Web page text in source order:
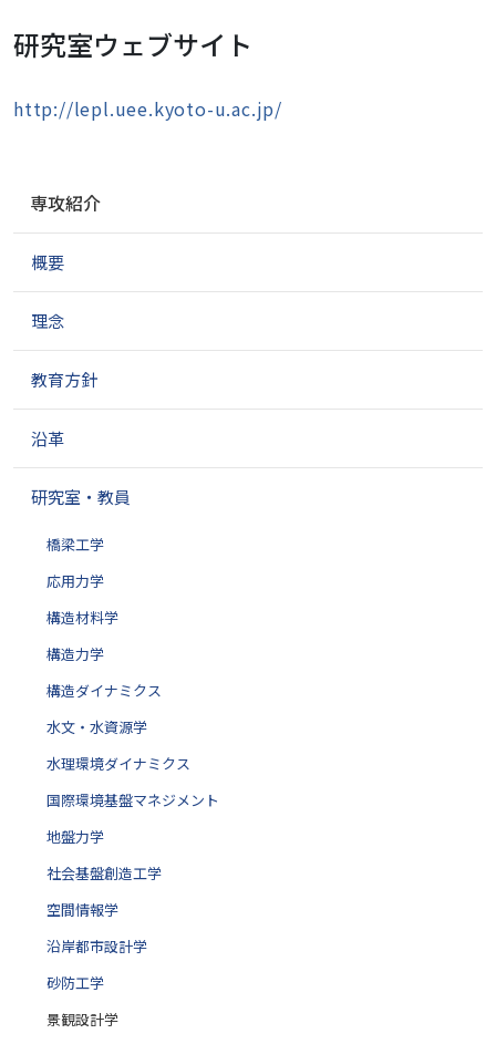
研究室ウェブサイト
http://lepl.uee.kyoto-u.ac.jp/
ゲ
シ
ン
専攻紹介
概要
理念
教育方針
沿革
研究室・教員
橋梁工学
応用力学
構造材料学
構造力学
構造ダイナミクス
水文・水資源学
水理環境ダイナミクス
国際環境基盤マネジメント
地盤力学
社会基盤創造工学
空間情報学
沿岸都市設計学
砂防工学
景観設計学